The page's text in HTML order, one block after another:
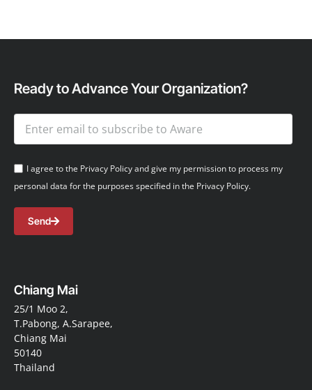
Ready to Advance Your Organization?
I agree to the Privacy Policy and give my permission to process my
personal data for the purposes specified in the Privacy Policy.
Send
Chiang Mai
25/1 Moo 2,
T.Pabong, A.Sarapee,
Chiang Mai
50140
Thailand